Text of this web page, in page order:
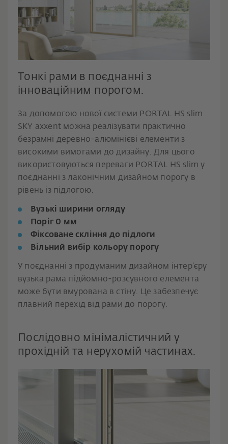
Тонкі рами в поєднанні з
інноваційним порогом.
За допомогою нової системи PORTAL HS slim
SKY axxent можна реалізувати практично
безрамні деревно-алюмінієві елементи з
високими вимогами до дизайну. Для цього
використовуються переваги PORTAL HS slim у
поєднанні з лаконічним дизайном порогу в
рівень із підлогою.
Вузькі ширини огляду
Поріг 0 мм
Фіксоване скління до підлоги
Вільний вибір кольору порогу
У поєднанні з продуманим дизайном інтер’єру
вузька рама підйомно-розсувного елемента
може бути вмурована в стіну. Це забезпечує
плавний перехід від рами до порогу.
Послідовно мінімалістичний у
прохідній та нерухомій частинах.